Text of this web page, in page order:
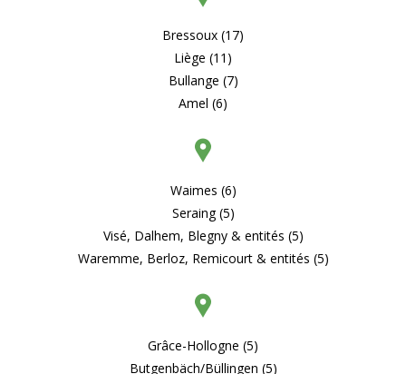
Bressoux (17)
Liège (11)
Bullange (7)
Amel (6)
Waimes (6)
Seraing (5)
Visé, Dalhem, Blegny & entités (5)
Waremme, Berloz, Remicourt & entités (5)
Grâce-Hollogne (5)
Butgenbäch/Büllingen (5)